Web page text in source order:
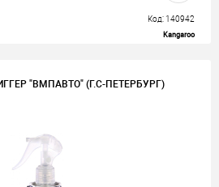
Код: 140942
Kangaroo
"ВМПАВТО" (Г.С-ПЕТЕРБУРГ)